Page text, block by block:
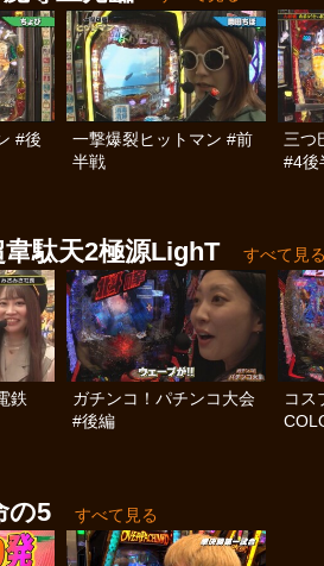
#後
一撃爆裂ヒットマン #前
半戦
三つ
#4後
駄天2極源LighT すべて見る
鉄
ガチンコ！パチンコ大会
#後編
コス
の5 すべて見る